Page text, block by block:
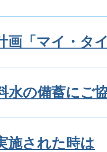
画「マイ・タ
水の備蓄にご
施された時は